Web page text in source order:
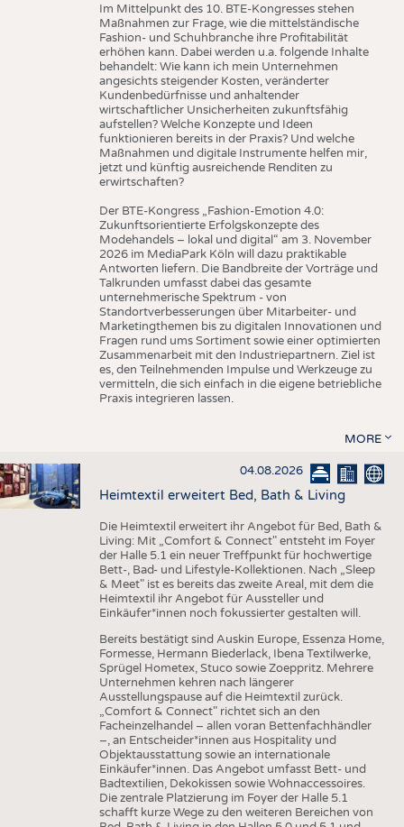
Im Mittelpunkt des 10. BTE-Kongresses stehen
Maßnahmen zur Frage, wie die mittelständische
Fashion- und Schuhbranche ihre Profitabilität
erhöhen kann. Dabei werden u.a. folgende Inhalte
behandelt: Wie kann ich mein Unternehmen
angesichts steigender Kosten, veränderter
Kundenbedürfnisse und anhaltender
wirtschaftlicher Unsicherheiten zukunftsfähig
aufstellen? Welche Konzepte und Ideen
funktionieren bereits in der Praxis? Und welche
Maßnahmen und digitale Instrumente helfen mir,
jetzt und künftig ausreichende Renditen zu
erwirtschaften?
Der BTE-Kongress „Fashion-Emotion 4.0:
Zukunftsorientierte Erfolgskonzepte des
Modehandels – lokal und digital“ am 3. November
2026 im MediaPark Köln will dazu praktikable
Antworten liefern. Die Bandbreite der Vorträge und
Talkrunden umfasst dabei das gesamte
unternehmerische Spektrum - von
Standortverbesserungen über Mitarbeiter- und
Marketingthemen bis zu digitalen Innovationen und
Fragen rund ums Sortiment sowie einer optimierten
Zusammenarbeit mit den Industriepartnern. Ziel ist
es, den Teilnehmenden Impulse und Werkzeuge zu
vermitteln, die sich einfach in die eigene betriebliche
Praxis integrieren lassen.
MORE
04.08.2026
Heimtextil erweitert Bed, Bath & Living
Die Heimtextil erweitert ihr Angebot für Bed, Bath &
Living: Mit „Comfort & Connect" entsteht im Foyer
der Halle 5.1 ein neuer Treffpunkt für hochwertige
Bett-, Bad- und Lifestyle-Kollektionen. Nach „Sleep
& Meet" ist es bereits das zweite Areal, mit dem die
Heimtextil ihr Angebot für Aussteller und
Einkäufer*innen noch fokussierter gestalten will.
Bereits bestätigt sind Auskin Europe, Essenza Home,
Formesse, Hermann Biederlack, Ibena Textilwerke,
Sprügel Hometex, Stuco sowie Zoeppritz. Mehrere
Unternehmen kehren nach längerer
Ausstellungspause auf die Heimtextil zurück.
„Comfort & Connect" richtet sich an den
Facheinzelhandel – allen voran Bettenfachhändler
–, an Entscheider*innen aus Hospitality und
Objektausstattung sowie an internationale
Einkäufer*innen. Das Angebot umfasst Bett- und
Badtextilien, Dekokissen sowie Wohnaccessoires.
Die zentrale Platzierung im Foyer der Halle 5.1
schafft kurze Wege zu den weiteren Bereichen von